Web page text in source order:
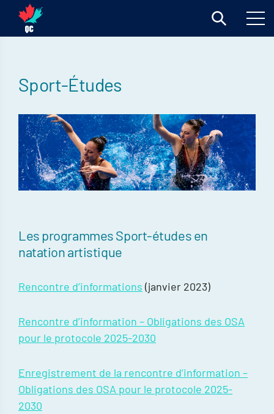
Sport-Études
Les programmes Sport-études en
natation artistique
Rencontre d’informations (janvier 2023)
Rencontre d’information – Obligations des OSA
pour le protocole 2025-2030
Enregistrement de la rencontre d’information –
Obligations des OSA pour le protocole 2025-
2030